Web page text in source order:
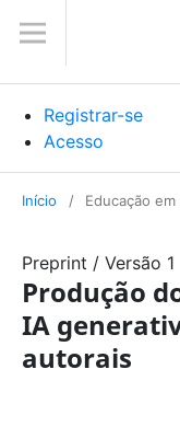
Registrar-se
Acesso
Início / Educação em
Preprint / Versão 1
Produção
IA
autorais